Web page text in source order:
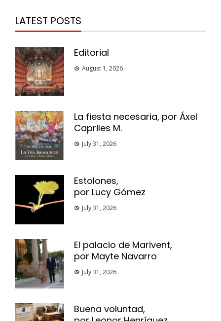
LATEST POSTS
Editorial
August 1, 2026
La fiesta necesaria, por Áxel
Capriles M.
July 31, 2026
Estolones,
por Lucy Gómez
July 31, 2026
El palacio de Marivent,
por Mayte Navarro
July 31, 2026
Buena voluntad,